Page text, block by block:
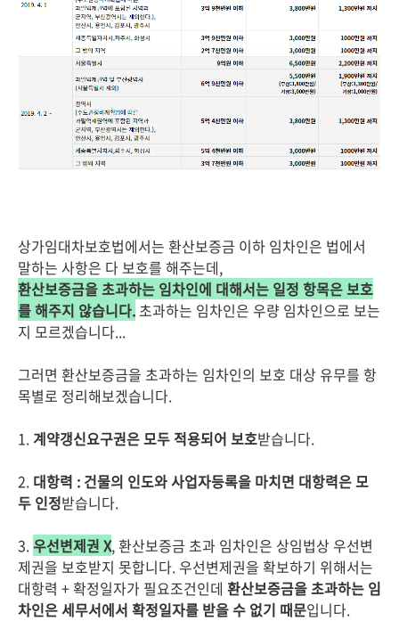
상가임대차보호법에서는 환산보증금 이하 임차인은 법에서
말하는 사항은 다 보호를 해주는데,
환산보증금을 초과하는 임차인에 대해서는 일정 항목은 보호
를 해주지 않습니다.초과하는 임차인은 우량 임차인으로 보는
지 모르겠습니다...
그러면 환산보증금을 초과하는 임차인의 보호 대상 유무를 항
목별로 정리해보겠습니다.
1. 계약갱신요구권은 모두 적용되어 보호받습니다.
2. 대항력 : 건물의 인도와 사업자등록을 마치면 대항력은 모
두 인정받습니다.
3.우선변제권 X, 환산보증금 초과 임차인은 상임법상 우선변
제권을 보호받지 못합니다. 우선변제권을 확보하기 위해서는
대항력 + 확정일자가 필요조건인데 환산보증금을 초과하는 임
차인은 세무서에서 확정일자를 받을 수 없기 때문입니다.